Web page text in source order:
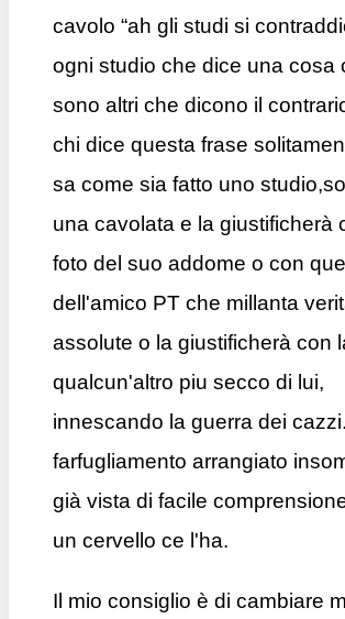
cavolo “ah gli studi si
ogni studio che dice una cosa
sono altri che dicono il
chi dice questa frase
sa come sia fatto uno
una cavolata e la giustificherà
foto del suo addome o con
dell'amico PT che millanta
assolute o la giustificherà con
qualcun'altro piu secco di lui,
innescando la guerra dei
farfugliamento arrangiato
già vista di facile
un cervello ce l'ha.
Il mio consiglio è di cambiare